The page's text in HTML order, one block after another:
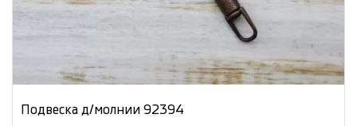
Подвеска д/молнии 92394